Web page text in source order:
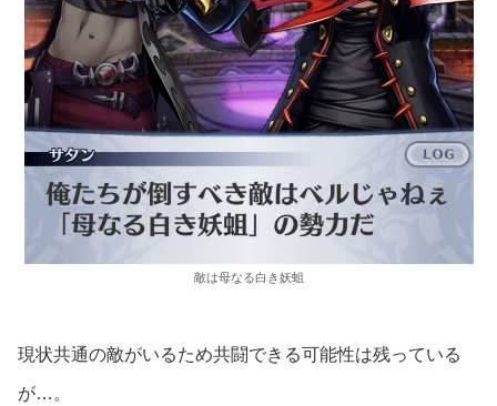
敵は母なる白き妖蛆
現状共通の敵がいるため共闘できる可能性は残っている
が…。